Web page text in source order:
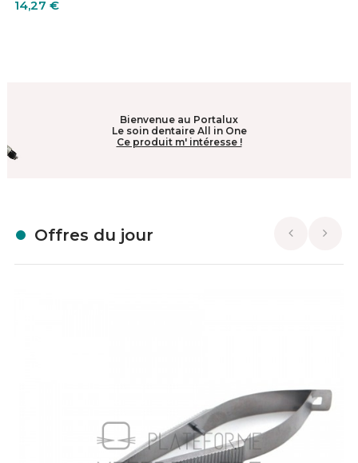
Prix
14,27 €
Bienvenue au Portalux
Le soin dentaire All in One
Ce produit m' intéresse !
Offres du jour Previous